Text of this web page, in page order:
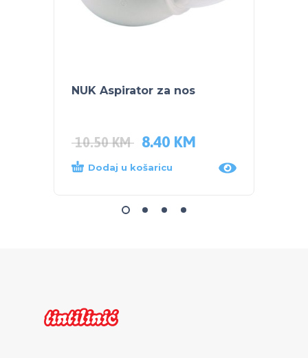
NUK Aspirator za nos
10.50KM 8.40 KM
Dodaj u košaricu